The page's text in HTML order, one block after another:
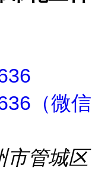
（微信
市管城区